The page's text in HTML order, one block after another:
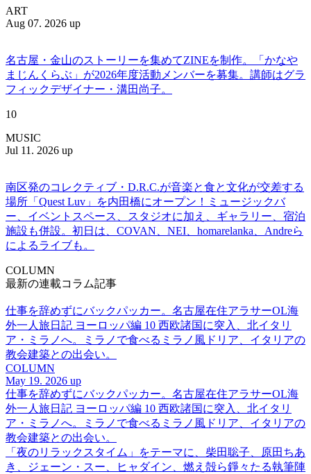
ART
Aug 07. 2026 up
名古屋・金山のストーリーを集めてZINEを制作。「かなや
まじんくらぶ」が2026年度活動メンバーを募集。講師はグラ
フィックデザイナー・溝田尚子。
10
MUSIC
Jul 11. 2026 up
南区発のコレクティブ・D.R.C.が⾳楽と⾷と⽂化が交差する
場所「Quest Luv」を内田橋にオープン！ミュージックバ
ー、イベントスペース、スタジオに加え、ギャラリー、宿泊
施設も併設。初日は、COVAN、NEI、homarelanka、Andreら
によるライブも。
COLUMN
最新の連載コラム記事
仕事を辞めずにバックパッカー。名古屋在住アラサーOL海
外一人旅日記 ヨーロッパ編 10 西欧諸国に突入、北イタリ
ア・ミラノへ。ミラノで食べるミラノ風ドリア、イタリアの
教会建築との出会い。
COLUMN
May 19. 2026 up
仕事を辞めずにバックパッカー。名古屋在住アラサーOL海
外一人旅日記 ヨーロッパ編 10 西欧諸国に突入、北イタリ
ア・ミラノへ。ミラノで食べるミラノ風ドリア、イタリアの
教会建築との出会い。
「夜のリラックスタイム」をテーマに、柴田聡子、原田ちあ
き、ジェーン・スー、ヒャダイン、燃え殻ら錚々たる執筆陣